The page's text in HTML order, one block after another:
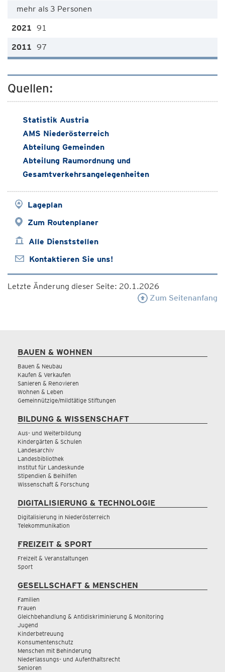
mehr als 3 Personen
91
97
Quellen:
Statistik Austria
AMS Niederösterreich
Abteilung Gemeinden
Abteilung Raumordnung und
Gesamtverkehrsangelegenheiten
Lageplan
Zum Routenplaner
Alle Dienststellen
Kontaktieren Sie uns!
Letzte Änderung dieser Seite: 20.1.2026
Zum Seitenanfang
BAUEN & WOHNEN
Bauen & Neubau
Kaufen & Verkaufen
Sanieren & Renovieren
Wohnen & Leben
Gemeinnützige/mildtätige Stiftungen
BILDUNG & WISSENSCHAFT
Aus- und Weiterbildung
Kindergärten & Schulen
Landesarchiv
Landesbibliothek
Institut für Landeskunde
Stipendien & Beihilfen
Wissenschaft & Forschung
DIGITALISIERUNG & TECHNOLOGIE
Digitalisierung in Niederösterreich
Telekommunikation
FREIZEIT & SPORT
Freizeit & Veranstaltungen
Sport
GESELLSCHAFT & MENSCHEN
Familien
Frauen
Gleichbehandlung & Antidiskriminierung & Monitoring
Jugend
Kinderbetreuung
Konsumentenschutz
Menschen mit Behinderung
Niederlassungs- und Aufenthaltsrecht
Senioren